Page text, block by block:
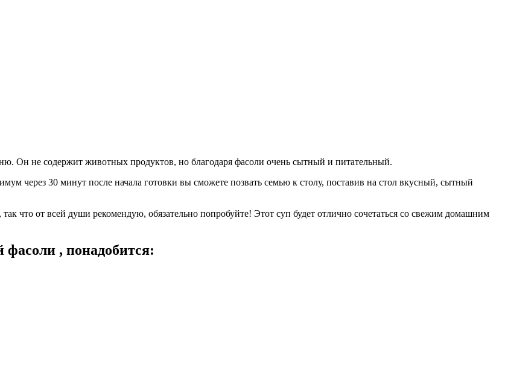
Он не содержит животных продуктов, но благодаря фасоли очень сытный и питательный.
через 30 минут после начала готовки вы сможете позвать семью к столу, поставив на стол вкусный, сытный
что от всей души рекомендую, обязательно попробуйте! Этот суп будет отлично сочетаться со свежим домашним
фасоли , понадобится: